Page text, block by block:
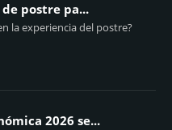
postre pa...
la experiencia del postre?
2026 se...